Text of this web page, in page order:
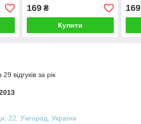
169₴
Купити
169
відгуків за рік
22, Ужгород, Україна